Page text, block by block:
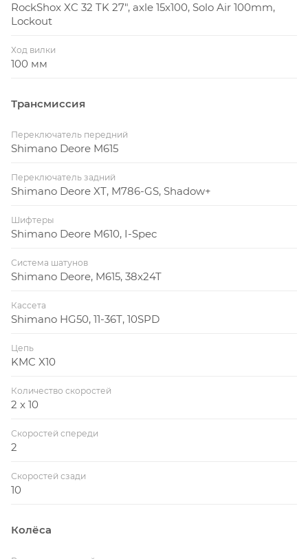
RockShox XC 32 TK 27", axle 15x100, Solo Air 100mm,
Lockout
Ход вилки
100 мм
Трансмиссия
Переключатель передний
Shimano Deore M615
Переключатель задний
Shimano Deore XT, M786-GS, Shadow+
Шифтеры
Shimano Deore M610, I-Spec
Система шатунов
Shimano Deore, M615, 38x24T
Кассета
Shimano HG50, 11-36T, 10SPD
Цепь
KMC X10
Количество скоростей
2 x 10
Скоростей спереди
2
Скоростей сзади
10
Колёса